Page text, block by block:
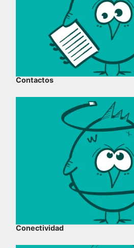
Contactos
Conectividad